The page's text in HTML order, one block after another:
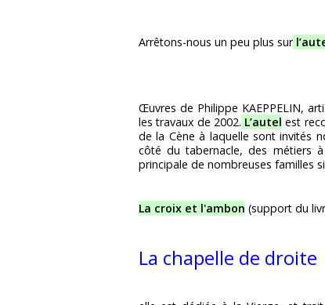
Arrêtons-nous un peu plus sur
Œuvres de Philippe KAEPPELIN,
les travaux de 2002. L’autel est
de la Cène à laquelle sont invités
côté du tabernacle, des métiers
principale de nombreuses familles
La croix et l'ambon (support du
La chapelle de droite